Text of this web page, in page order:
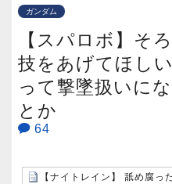
ガンダム
【スパロボ】そ
技をあげてほし
って撃墜扱いに
とか
64